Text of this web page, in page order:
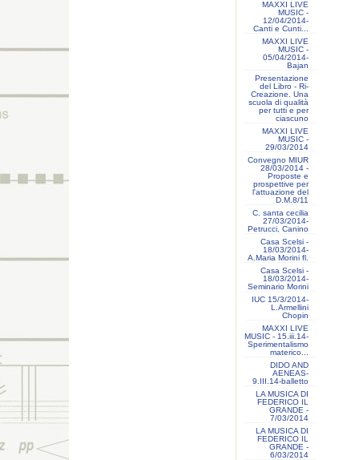
MAXXI LIVE
MUSIC -
12/04/2014-
Canti e Cunti...
MAXXI LIVE
MUSIC -
05/04/2014-
Bajan
Presentazione
del Libro - Ri-
Creazione. Una
scuola di qualità
per tutti e per
ciascuno
MAXXI LIVE
MUSIC -
29/03/2014
Convegno MIUR
28/03/2014 -
Proposte e
prospettive per
l'attuazione del
D.M.8/11
C. santa cecilia
27/03/2014-
Petrucci, Canino
Casa Scelsi -
18/03/2014-
A.Maria Morini fl.
Casa Scelsi -
18/03/2014-
Seminario Morini
IUC 15/3/2014-
L.Armellini
Chopin
MAXXI LIVE
MUSIC - 15.iii.14-
Sperimentalismo
materico...
DIDO AND
AENEAS-
9.III.14-balletto
LA MUSICA DI
FEDERICO IL
GRANDE -
7/03/2014
LA MUSICA DI
FEDERICO IL
GRANDE -
6/03/2014